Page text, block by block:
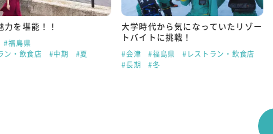
力を堪能！！
#福島県
ン・飲食店
#中期 #夏
大学時代から気になっていたリゾー
トバイトに挑戦！
#会津 #福島県
#レストラン・飲食店
#長期
#冬